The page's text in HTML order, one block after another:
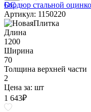
Бордюр стальной
Артикул: 1150220
Длина
1200
Ширина
70
Толщина верхней части
2
Цена за: шт
1 643₽